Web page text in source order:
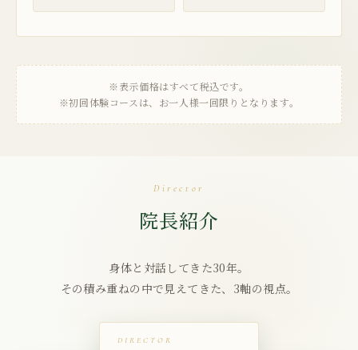
※表示価格はすべて税込です。
※初回体験コースは、お一人様一回限りとなります。
Director
院長紹介
身体と対話してきた30年。
その積み重ねの中で見えてきた、3軸の視点。
DIRECTOR